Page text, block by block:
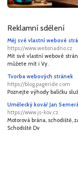
Reklamní sdělení
Měj své vlastní webové
https://www.websnadno.cz
Mít své vlastní webové
můžete mít i Vy.
Tvorba webových stránek
https://blog.pageride.com
Poznejte výhody balíčku
Umělecký kovář Jan
https://www.js-kov.cz
Motorová brána, schodiště,
Schodiště Dv